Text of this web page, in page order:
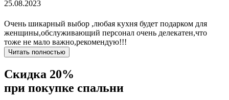
25.08.2023
Очень шикарный выбор ,любая кухня будет подарком для
женщины,обслуживающий персонал очень делекатен,что
тоже не мало важно,рекомендую!!!
Читать полностью
Скидка 20%
при покупке спальни